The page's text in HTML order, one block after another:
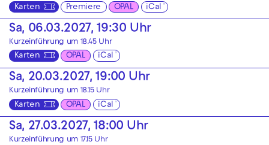
Karten Premiere OPAL iCal
Sa, 06.03.2027, 19:30 Uhr
Kurzeinführung um 18.45 Uhr
Karten OPAL iCal
Sa, 20.03.2027, 19:00 Uhr
Kurzeinführung um 18.15 Uhr
Karten OPAL iCal
Sa, 27.03.2027, 18:00 Uhr
Kurzeinführung um 17.15 Uhr